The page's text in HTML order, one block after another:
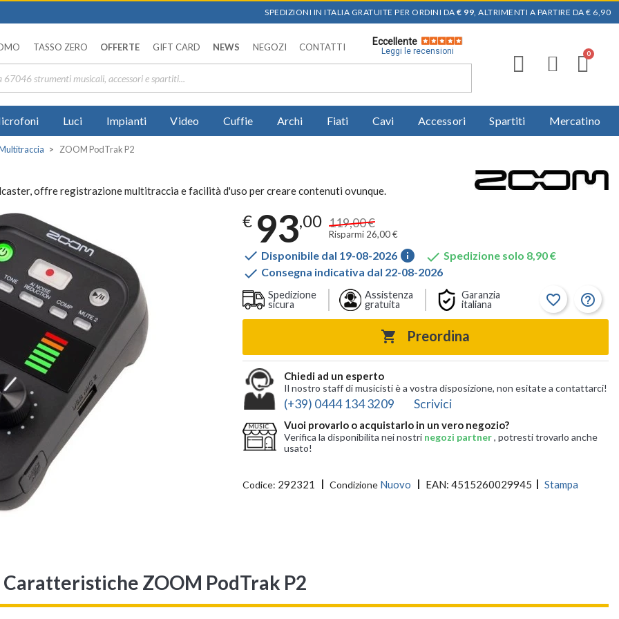
SPEDIZIONI IN ITALIA GRATUITE PER ORDINI DA € 99, ALTRIMENTI A PARTIRE DA € 6,90
TASSO ZERO OFFERTE GIFT CARD NEWS NEGOZI CONTATTI
Eccellente
Leggi le recensioni
Luci Impianti Video Cuffie Archi Fiati Cavi Accessori Spartiti Mercatino
ZOOM PodTrak P2
offre registrazione multitraccia e facilità d'uso per creare contenuti ovunque.
€ 93,00 119,00 €
Risparmi 26,00 €
 Disponibile dal 19-08-2026 info  Spedizione solo 8,90 €
 Consegna indicativa dal 22-08-2026
Spedizione
sicura
Assistenza
gratuita
Garanzia
italiana
favorite_border help_outline
 Preordina
Chiedi ad un esperto
Il nostro staff di musicisti è a vostra disposizione, non esitate a contattarci!
(+39) 0444 134 3209 Scrivici
Vuoi provarlo o acquistarlo in un vero negozio?
Verifica la disponibilita nei nostri negozi partner, potresti trovarlo anche
usato!
Codice: 292321 Condizione Nuovo EAN: 4515260029945 Stampa
Caratteristiche ZOOM PodTrak P2